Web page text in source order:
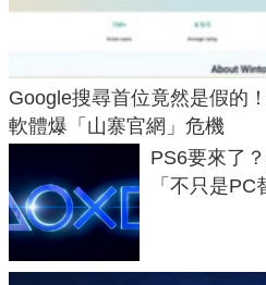
Google搜尋首位竟然是假的
軟體爆「山寨官網」危機
PS6要來了
「不只是